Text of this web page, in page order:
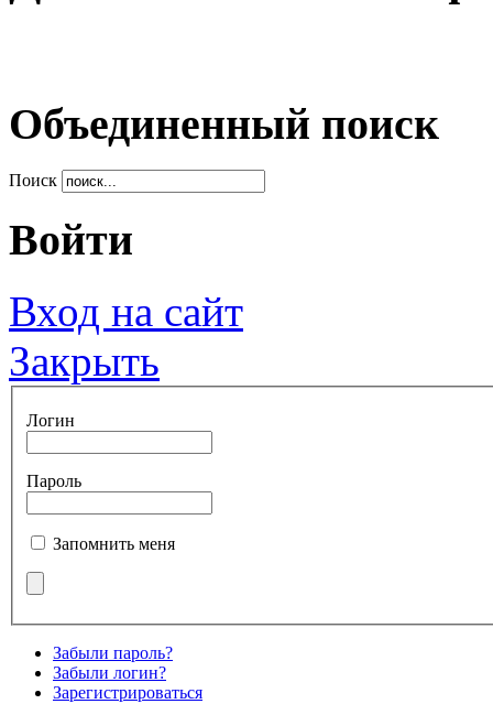
Объединенный поиск
Поиск
Войти
Вход на сайт
Закрыть
Логин
Пароль
Запомнить меня
Забыли пароль?
Забыли логин?
Зарегистрироваться